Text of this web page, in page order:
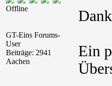
Offline
GT-Eins Forums-
User
Beiträge: 2941
Aachen
Ein